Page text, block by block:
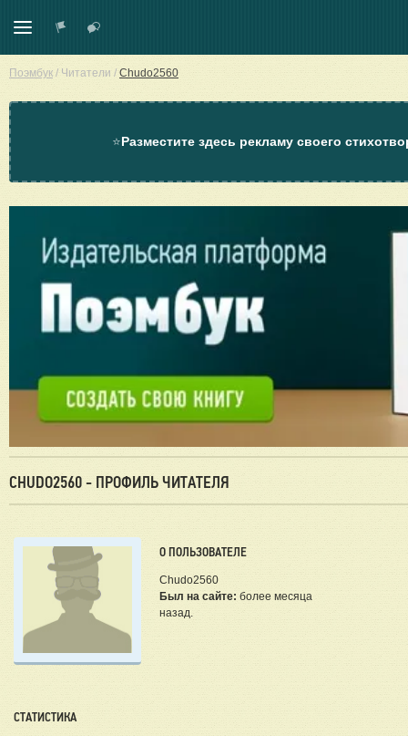
Поэмбук / Читатели / Chudo2560
⭐Разместите здесь рекламу своего
CHUDO2560 - ПРОФИЛЬ ЧИТАТЕЛЯ
О ПОЛЬЗОВАТЕЛЕ
Chudo2560
Был на сайте: более месяца
назад.
СТАТИСТИКА